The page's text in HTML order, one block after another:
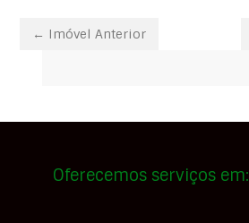
← Imóvel Anterior
Oferecemos serviços em: